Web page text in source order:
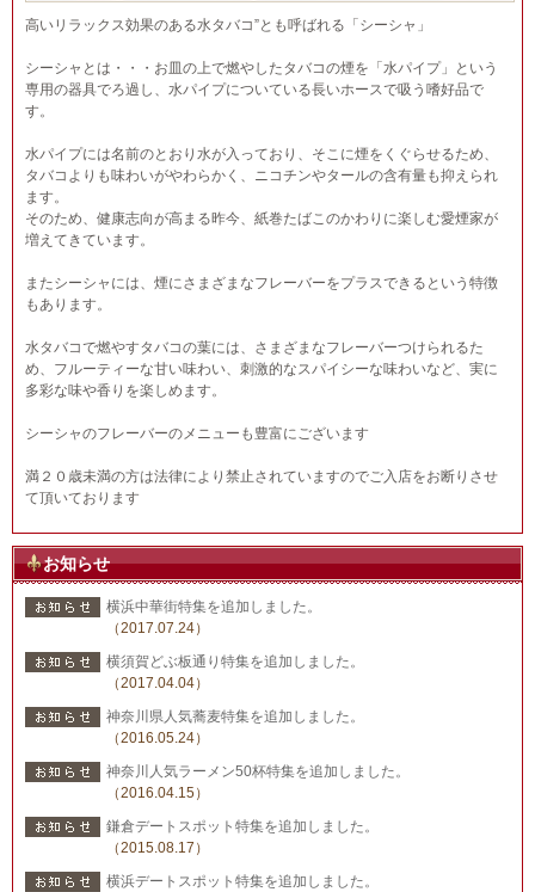
高いリラックス効果のある水タバコ”とも呼ばれる「シーシャ」
シーシャとは・・・お皿の上で燃やしたタバコの煙を「水パイプ」という
専用の器具でろ過し、水パイプについている長いホースで吸う嗜好品で
す。
水パイプには名前のとおり水が入っており、そこに煙をくぐらせるため、
タバコよりも味わいがやわらかく、ニコチンやタールの含有量も抑えられ
ます。
そのため、健康志向が高まる昨今、紙巻たばこのかわりに楽しむ愛煙家が
増えてきています。
またシーシャには、煙にさまざまなフレーバーをプラスできるという特徴
もあります。
水タバコで燃やすタバコの葉には、さまざまなフレーバーつけられるた
め、フルーティーな甘い味わい、刺激的なスパイシーな味わいなど、実に
多彩な味や香りを楽しめます。
シーシャのフレーバーのメニューも豊富にございます
満２０歳未満の方は法律により禁止されていますのでご入店をお断りさせ
て頂いております
お知らせ
横浜中華街特集を追加しました。
（2017.07.24）
横須賀どぶ板通り特集を追加しました。
（2017.04.04）
神奈川県人気蕎麦特集を追加しました。
（2016.05.24）
神奈川人気ラーメン50杯特集を追加しました。
（2016.04.15）
鎌倉デートスポット特集を追加しました。
（2015.08.17）
横浜デートスポット特集を追加しました。